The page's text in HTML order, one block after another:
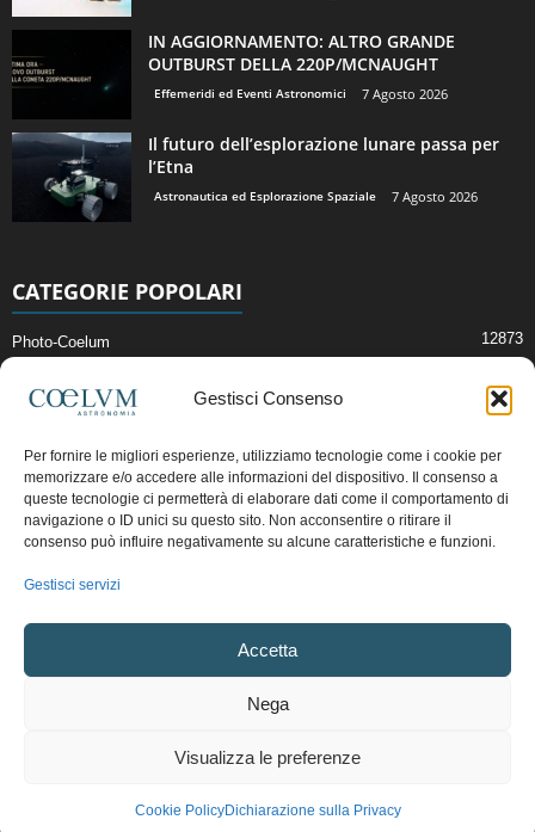
Gestisci Consenso
Per fornire le migliori esperienze, utilizziamo tecnologie come i cookie per
memorizzare e/o accedere alle informazioni del dispositivo. Il consenso a
queste tecnologie ci permetterà di elaborare dati come il comportamento di
navigazione o ID unici su questo sito. Non acconsentire o ritirare il
consenso può influire negativamente su alcune caratteristiche e funzioni.
Gestisci servizi
Accetta
Nega
Visualizza le preferenze
Cookie PolicyDichiarazione sulla Privacy
IN AGGIORNAMENTO: ALTRO GRANDE
OUTBURST DELLA 220P/MCNAUGHT
Effemeridi ed Eventi Astronomici 7 Agosto 2026
Il futuro dell’esplorazione lunare passa per
l’Etna
Astronautica ed Esplorazione Spaziale 7 Agosto 2026
CATEGORIE POPOLARI
Photo-Coelum 12873
News di Astronomia 2412
Cielo del Mese
Astronomia, Astrofisica e Cosmologia
Articoli e Risorse On-Line
Copyright © 1997 - 2024 vietata la riproduzione.
Termini e Condizioni di Vendita
Regolamento Community e Aree di Discussione
Cookie Policy (UE)